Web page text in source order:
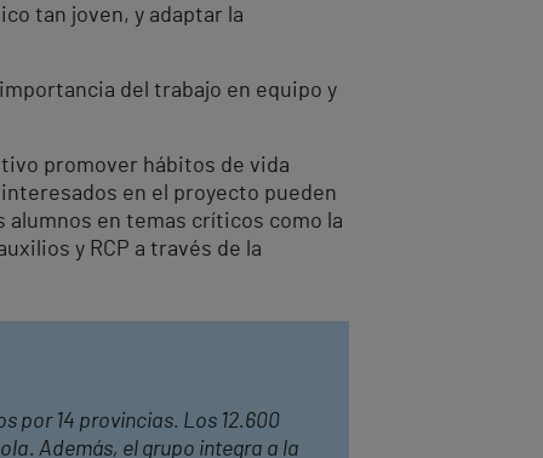
tan joven, y adaptar la
del trabajo en equipo y
promover hábitos de vida
en el proyecto pueden
en temas críticos como la
y RCP a través de la
por 14 provincias. Los 12.600
Además, el grupo integra a la